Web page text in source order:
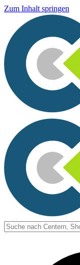
Zum Inhalt springen